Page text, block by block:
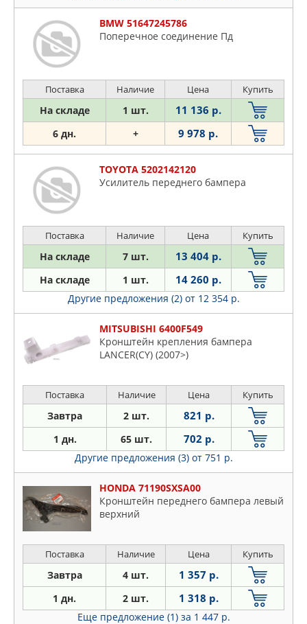
HONDA
HYUNDAI-KIA
KLOKKERHOLM
MAZDA
MERCEDES
MITSUBISHI
NISSAN
NSP
PATRON
PEUGEOT
PHIRA
POLCAR
RENAULT
SAT
SUBARU
TORK
TOYOTA
TYG
BMW 51647245786
Поперечное соединение Пд
Поставка Наличие Цена Купить
На складе 1 шт. 11 136 р.
6 дн. + 9 978 р.
TOYOTA 5202142120
Усилитель переднего бампера
Поставка Наличие Цена Купить
На складе 7 шт. 13 404 р.
На складе 1 шт. 14 260 р.
Другие предложения (2) от 12 354 р.
MITSUBISHI 6400F549
Кронштейн крепления бампера
LANCER(CY) (2007>)
Поставка Наличие Цена Купить
Завтра 2 шт. 821 р.
1 дн. 65 шт. 702 р.
Другие предложения (3) от 751 р.
HONDA 71190SXSA00
Кронштейн переднего бампера левый
верхний
Поставка Наличие Цена Купить
Завтра 4 шт. 1 357 р.
1 дн. 2 шт. 1 318 р.
Еще предложение (1) за 1 447 р.